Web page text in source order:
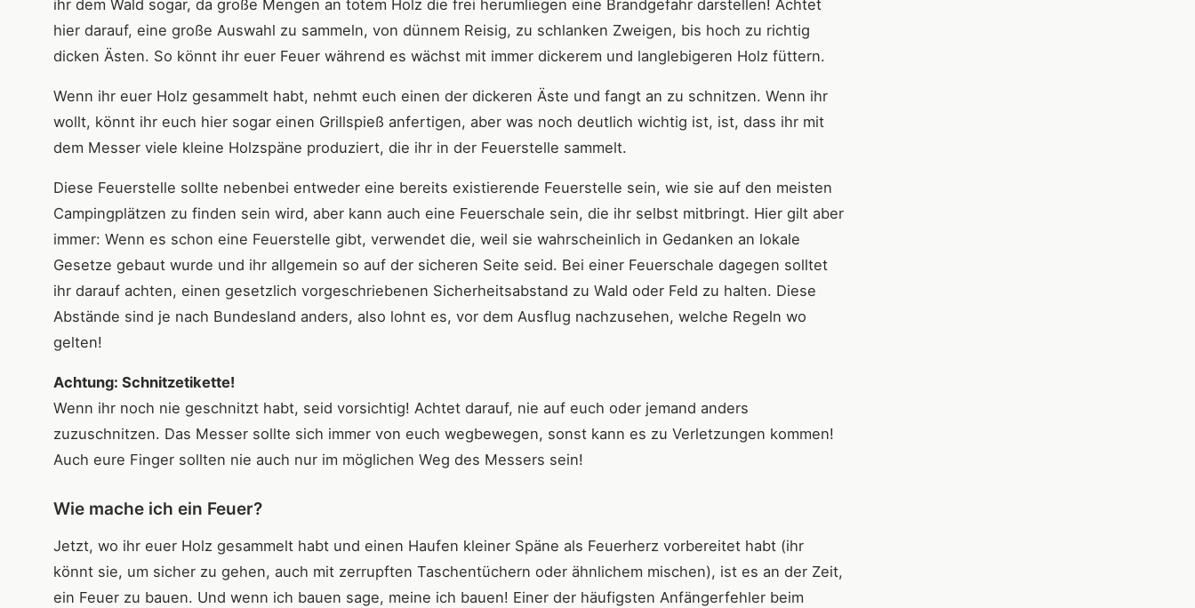
ihr dem Wald sogar, da große Mengen an totem Holz die frei herumliegen eine Brandgefahr darstellen! Achtet
hier darauf, eine große Auswahl zu sammeln, von dünnem Reisig, zu schlanken Zweigen, bis hoch zu richtig
dicken Ästen. So könnt ihr euer Feuer während es wächst mit immer dickerem und langlebigeren Holz füttern.
Wenn ihr euer Holz gesammelt habt, nehmt euch einen der dickeren Äste und fangt an zu schnitzen. Wenn ihr
wollt, könnt ihr euch hier sogar einen Grillspieß anfertigen, aber was noch deutlich wichtig ist, ist, dass ihr mit
dem Messer viele kleine Holzspäne produziert, die ihr in der Feuerstelle sammelt.
Diese Feuerstelle sollte nebenbei entweder eine bereits existierende Feuerstelle sein, wie sie auf den meisten
Campingplätzen zu finden sein wird, aber kann auch eine Feuerschale sein, die ihr selbst mitbringt. Hier gilt aber
immer: Wenn es schon eine Feuerstelle gibt, verwendet die, weil sie wahrscheinlich in Gedanken an lokale
Gesetze gebaut wurde und ihr allgemein so auf der sicheren Seite seid. Bei einer Feuerschale dagegen solltet
ihr darauf achten, einen gesetzlich vorgeschriebenen Sicherheitsabstand zu Wald oder Feld zu halten. Diese
Abstände sind je nach Bundesland anders, also lohnt es, vor dem Ausflug nachzusehen, welche Regeln wo
gelten!
Achtung: Schnitzetikette!
Wenn ihr noch nie geschnitzt habt, seid vorsichtig! Achtet darauf, nie auf euch oder jemand anders
zuzuschnitzen. Das Messer sollte sich immer von euch wegbewegen, sonst kann es zu Verletzungen kommen!
Auch eure Finger sollten nie auch nur im möglichen Weg des Messers sein!
Wie mache ich ein Feuer?
Jetzt, wo ihr euer Holz gesammelt habt und einen Haufen kleiner Späne als Feuerherz vorbereitet habt (ihr
könnt sie, um sicher zu gehen, auch mit zerrupften Taschentüchern oder ähnlichem mischen), ist es an der Zeit,
ein Feuer zu bauen. Und wenn ich bauen sage, meine ich bauen! Einer der häufigsten Anfängerfehler beim